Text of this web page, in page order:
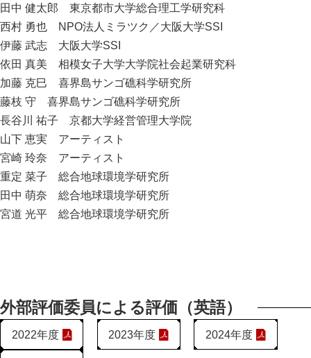
田中 健太郎 東京都市大学総合理工学研究科
西村 勇也 NPO法人ミラツク／大阪大学SSI
伊藤 武志 大阪大学SSI
依田 真美 相模女子大学大学院社会起業研究科
加藤 克巳 喜界島サンゴ礁科学研究所
藤枝 守 喜界島サンゴ礁科学研究所
長谷川 祐子 京都大学経営管理大学院
山下 恵実 アーティスト
宮崎 玲奈 アーティスト
重定 菜子 総合地球環境学研究所
田中 萌奈 総合地球環境学研究所
宮道 光平 総合地球環境学研究所
外部評価委員による評価（英語）
2022年度 2023年度 2024年度